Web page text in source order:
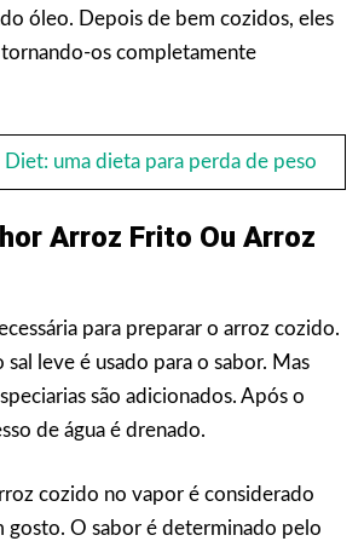
óleo. Depois de bem cozidos, eles
os completamente
uma dieta para perda de peso
Arroz Frito Ou Arroz
para preparar o arroz cozido.
sal leve é usado para o sabor. Mas
são adicionados. Após o
de água é drenado.
cozido no vapor é considerado
gosto. O sabor é determinado pelo